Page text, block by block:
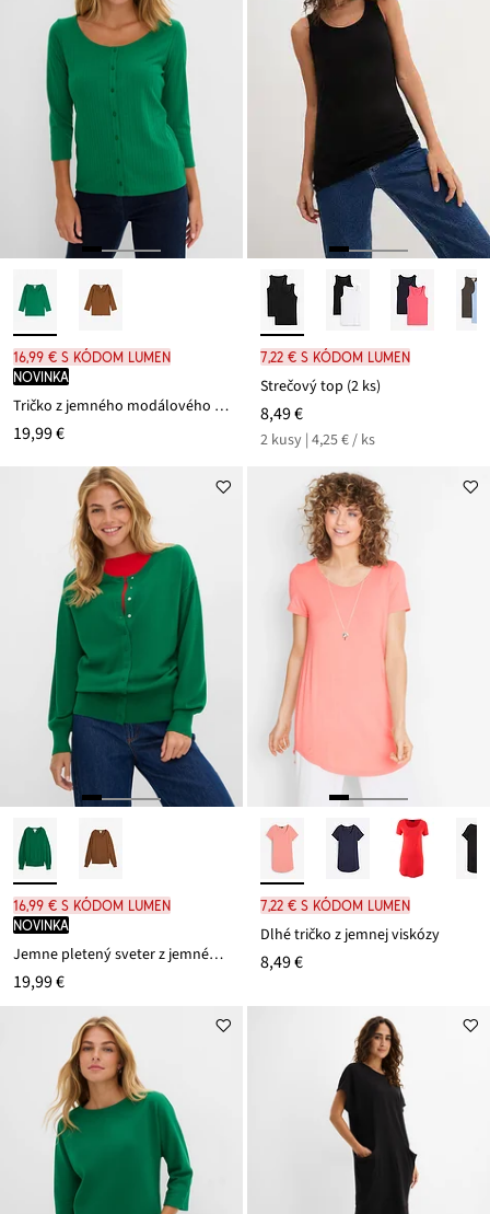
16,99 € s kódom LUMEN
novinka
Tričko z jemného modálového mixu
19,99 €
7,22 € s kódom LUMEN
Strečový top (2 ks)
8,49 €
2 kusy | 4,25 € / ks
16,99 € s kódom LUMEN
novinka
Jemne pletený sveter z jemného viskózového mixu
19,99 €
7,22 € s kódom LUMEN
Dlhé tričko z jemnej viskózy
8,49 €